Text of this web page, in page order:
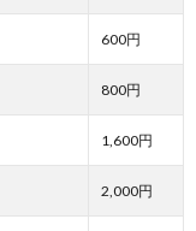
600円
800円
1,600円
2,000円